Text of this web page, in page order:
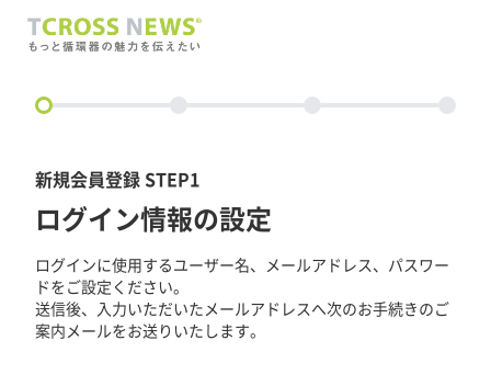
circle
新規会員登録 STEP1
ログイン情報の設定
ログインに使用するユーザー名、メールアドレス、パスワー
ドをご設定ください。
送信後、入力いただいたメールアドレスへ次のお手続きのご
案内メールをお送りいたします。